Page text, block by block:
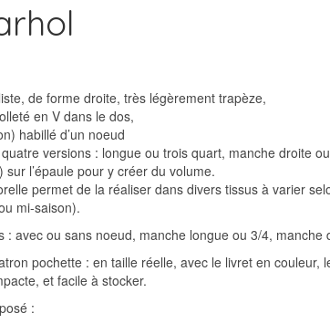
: de forme droite, très légèrement trapèze,
en V dans le dos,
habillé d’un noeud
versions : longue ou trois quart, manche droite
l’épaule pour y créer du volume.
permet de la réaliser dans divers tissus à varier
mi-saison).
: avec ou sans noeud, manche longue ou 3/4, manche
pochette : en taille réelle, avec le livret en couleur,
et facile à stocker.
: